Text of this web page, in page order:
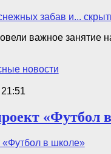
важное занятие
новости
«Футбол